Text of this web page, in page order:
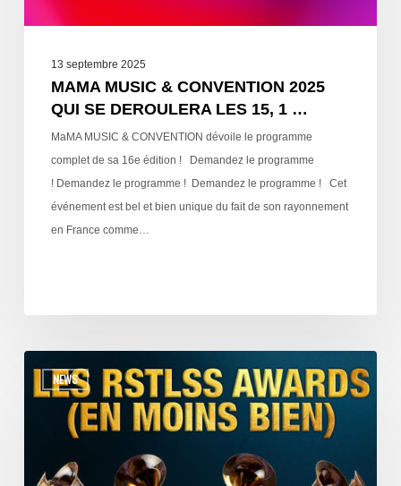
13 septembre 2025
MAMA MUSIC & CONVENTION 2025
QUI SE DEROULERA LES 15, 1 …
MaMA MUSIC & CONVENTION dévoile le programme
complet de sa 16e édition ! Demandez le programme
! Demandez le programme ! Demandez le programme ! Cet
événement est bel et bien unique du fait de son rayonnement
en France comme…
NEWS